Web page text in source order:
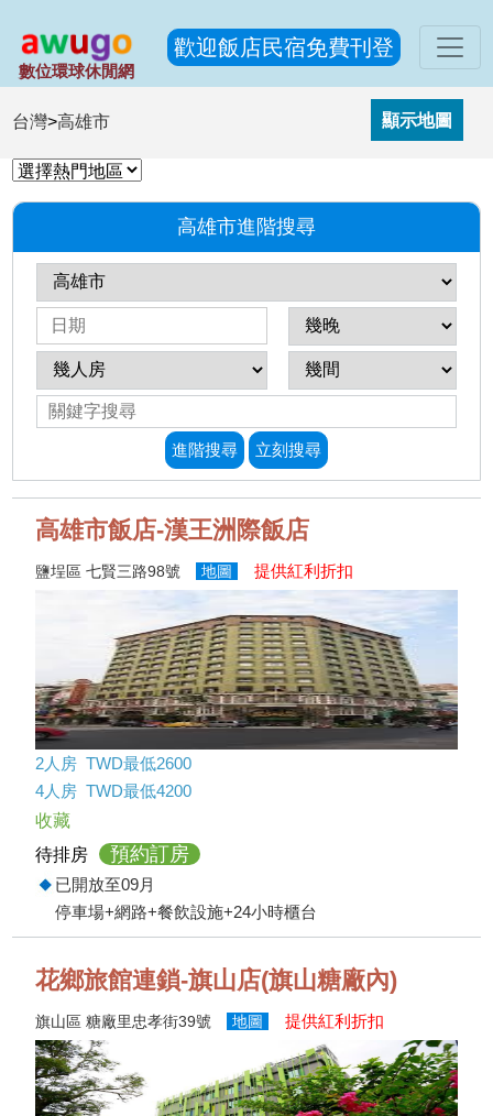
數位環球休閒網
歡迎飯店民宿免費刊登
台灣>高雄市
高雄市進階搜尋
進階搜尋 立刻搜尋
高雄市飯店-漢王洲際飯店
鹽埕區 七賢三路98號 地圖 提供紅利折扣
2人房 TWD最低2600
4人房 TWD最低4200
收藏
待排房
預約訂房
已開放至09月
停車場+網路+餐飲設施+24小時櫃台
花鄉旅館連鎖-旗山店(旗山糖廠內)
旗山區 糖廠里忠孝街39號 地圖 提供紅利折扣